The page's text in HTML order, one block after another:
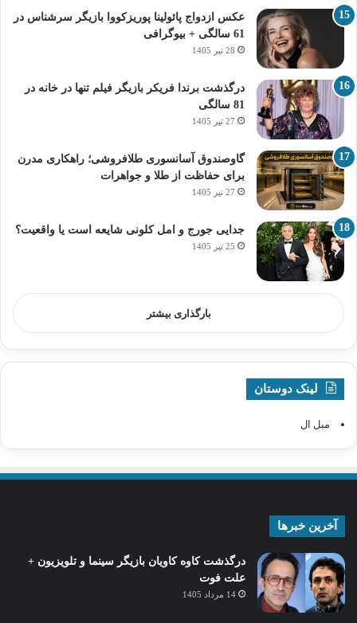
عکس ازدواج پائولینا پوریزکووا بازیگر سرشناس در
61 سالگی + بیوگرافی
28 تیر 1405
درگذشت برندا فریکر بازیگر فیلم تنها در خانه در
81 سالگی
27 تیر 1405
گاوصندوق آسانسوری طلافروشی؛ راهکاری مدرن
برای حفاظت از طلا و جواهرات
27 تیر 1405
جدایی جورج و امل کلونی شایعه است یا واقعیت؟
25 تیر 1405
بارگذاری بیشتر
لینک دوستان
مبل ال
آخرین خبرها
درگذشت کاوه کاویان بازیگر سینما و تلویزیون +
علت فوت
14 مرداد 1405